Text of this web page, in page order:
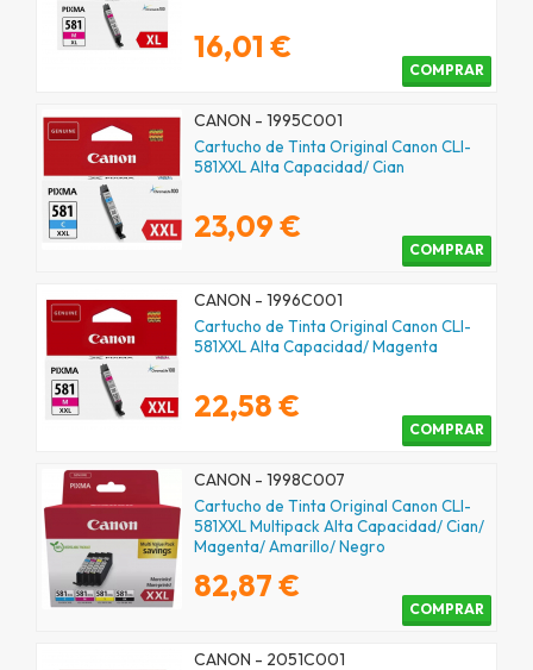
16,01 €
COMPRAR
CANON - 1995C001
Cartucho de Tinta Original Canon CLI-
581XXL Alta Capacidad/ Cian
23,09 €
COMPRAR
CANON - 1996C001
Cartucho de Tinta Original Canon CLI-
581XXL Alta Capacidad/ Magenta
22,58 €
COMPRAR
CANON - 1998C007
Cartucho de Tinta Original Canon CLI-
581XXL Multipack Alta Capacidad/ Cian/
Magenta/ Amarillo/ Negro
82,87 €
COMPRAR
CANON - 2051C001